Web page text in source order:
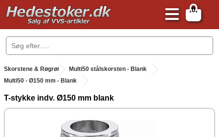
0
.
Skorstene & Røgrør .
Multi50 stålskorsten - Blank
Multi50 - Ø150 mm - Blank
T-stykke indv. Ø150 mm blank